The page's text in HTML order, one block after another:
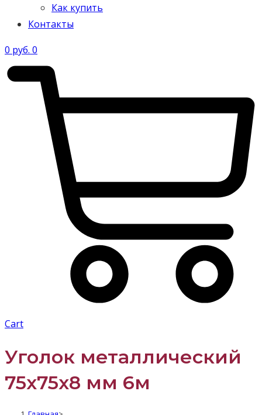
Как купить
Контакты
0 руб. 0
Cart
Уголок металлический
75x75x8 мм 6м